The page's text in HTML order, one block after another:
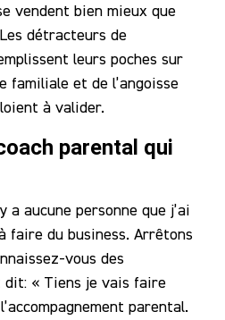
vendent bien mieux que
détracteurs de
leurs poches sur
familiale et de l’angoisse
à valider.
parental qui
a aucune personne que j’ai
faire du business. Arrêtons
vous des
dit: « Tiens je vais faire
parental.